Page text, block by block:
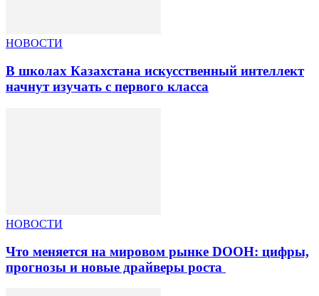
НОВОСТИ
В школах Казахстана искусственный интеллект
начнут изучать с первого класса
НОВОСТИ
Что меняется на мировом рынке DOOH: цифры,
прогнозы и новые драйверы роста